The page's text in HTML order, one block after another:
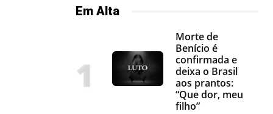
Em Alta
Morte de
Benício é
confirmada e
deixa o Brasil
aos prantos:
“Que dor, meu
filho”